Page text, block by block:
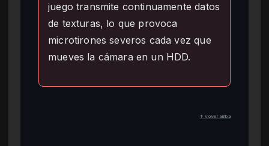
juego transmite continuamente datos
de texturas, lo que provoca
microtirones severos cada vez que
mueves la cámara en un HDD.
↑ Volver arriba